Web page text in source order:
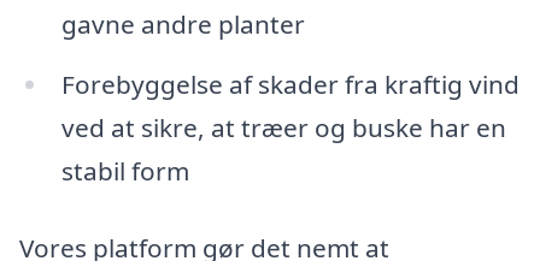
gavne andre planter
Forebyggelse af skader fra kraftig vind
ved at sikre, at træer og buske har en
stabil form
Vores platform gør det nemt at